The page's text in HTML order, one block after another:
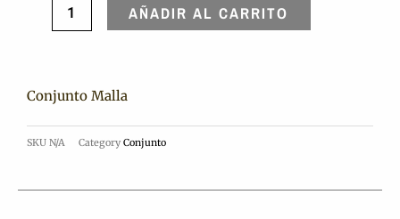
AÑADIR AL CARRITO
Conjunto Malla
SKU N/A Category Conjunto